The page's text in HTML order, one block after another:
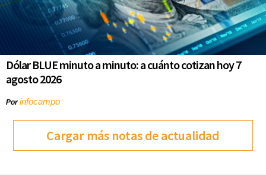
Dólar BLUE minuto a minuto: a cuánto cotizan hoy 7
agosto 2026
Porinfocampo
Cargar más notas de actualidad